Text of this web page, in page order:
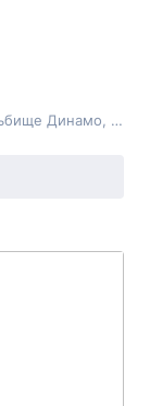
Московская область, Мытищи, ул Стрельбище Динамо, 10